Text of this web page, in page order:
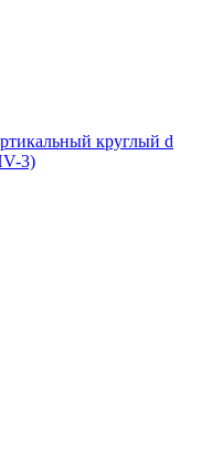
круглый d
3)